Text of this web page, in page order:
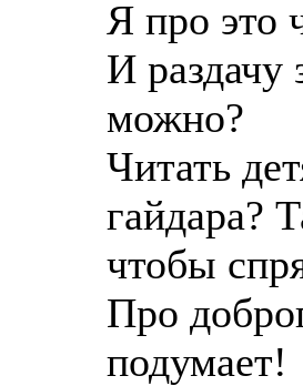
Я про это
И раздачу
можно?
Читать
гайдара?
чтобы
Про
подумает!